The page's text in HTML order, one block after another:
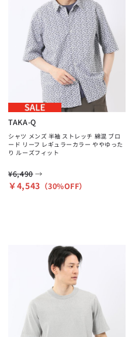
TAKA-Q
シャツ メンズ 半袖 ストレッチ 綿混 ブロ
ード リーフ レギュラーカラー ややゆった
り ルーズフィット
¥6,490 →
￥4,543 （30%OFF）